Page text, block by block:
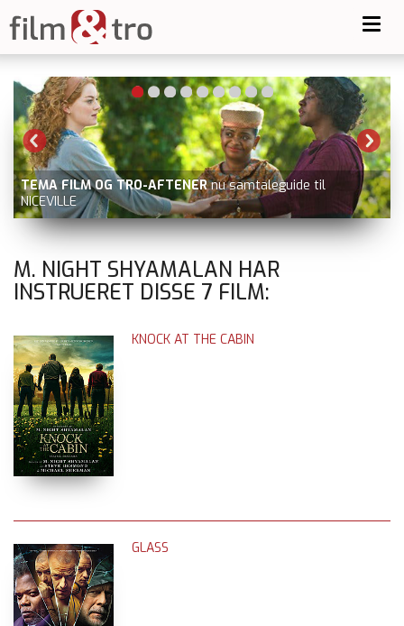
til GOLDA nu på Prime Video udover
ray
M. NIGHT SHYAMALAN HAR
INSTRUERET DISSE 7 FILM:
KNOCK AT THE CABIN
GLASS